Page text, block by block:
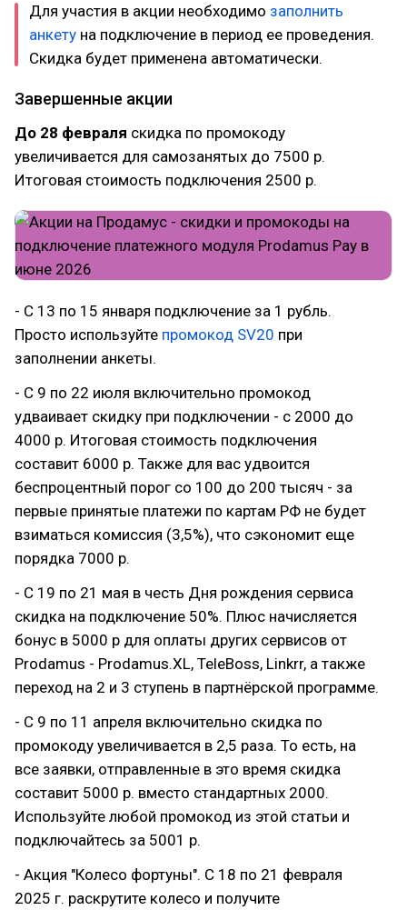
Для участия в акции необходимо заполнить
анкету на подключение в период ее проведения.
Скидка будет применена автоматически.
Завершенные акции
До 28 февраля скидка по промокоду
увеличивается для самозанятых до 7500 р.
Итоговая стоимость подключения 2500 р.
- С 13 по 15 января подключение за 1 рубль.
Просто используйте промокод SV20 при
заполнении анкеты.
- С 9 по 22 июля включительно промокод
удваивает скидку при подключении - с 2000 до
4000 р. Итоговая стоимость подключения
составит 6000 р. Также для вас удвоится
беспроцентный порог со 100 до 200 тысяч - за
первые принятые платежи по картам РФ не будет
взиматься комиссия (3,5%), что сэкономит еще
порядка 7000 р.
- С 19 по 21 мая в честь Дня рождения сервиса
скидка на подключение 50%. Плюс начисляется
бонус в 5000 р для оплаты других сервисов от
Prodamus - Prodamus.XL, TeleBoss, Linkrr, а также
переход на 2 и 3 ступень в партнёрской программе.
- С 9 по 11 апреля включительно скидка по
промокоду увеличивается в 2,5 раза. То есть, на
все заявки, отправленные в это время скидка
составит 5000 р. вместо стандартных 2000.
Используйте любой промокод из этой статьи и
подключайтесь за 5001 р.
- Акция "Колесо фортуны". С 18 по 21 февраля
2025 г. раскрутите колесо и получите